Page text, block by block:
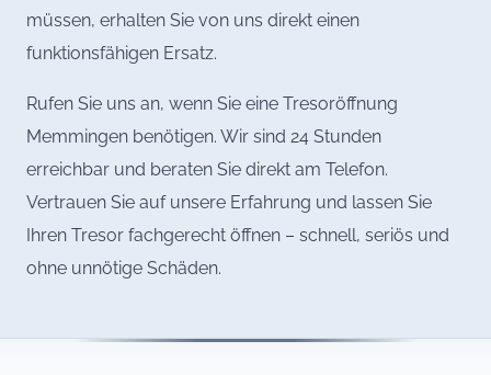
müssen, erhalten Sie von uns direkt einen
funktionsfähigen Ersatz.
Rufen Sie uns an, wenn Sie eine Tresoröffnung
Memmingen benötigen. Wir sind 24 Stunden
erreichbar und beraten Sie direkt am Telefon.
Vertrauen Sie auf unsere Erfahrung und lassen Sie
Ihren Tresor fachgerecht öffnen – schnell, seriös und
ohne unnötige Schäden.